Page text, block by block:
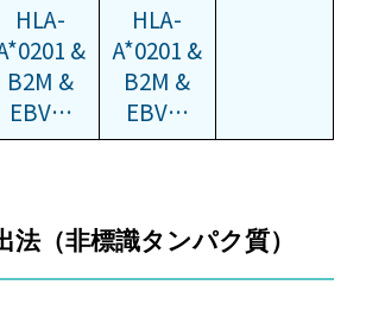
HLA-
&
B2M &
EBV…
HLA-
A*0201 &
B2M &
EBV…
法（非標識タンパク質）